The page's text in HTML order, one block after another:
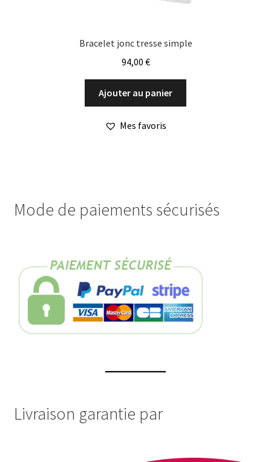
Bracelet jonc tresse simple
94,00 €
Ajouter au panier
Mes favoris
Mode de paiements sécurisés
Livraison garantie par